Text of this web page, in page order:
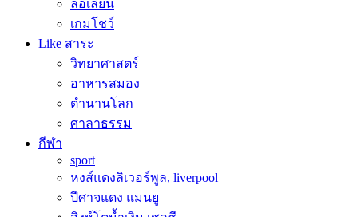
ล้อเลียน
เกมโชว์
Like สาระ
วิทยาศาสตร์
อาหารสมอง
ตำนานโลก
ศาลาธรรม
กีฬา
sport
หงส์แดงลิเวอร์พูล, liverpool
ปีศาจแดง แมนยู